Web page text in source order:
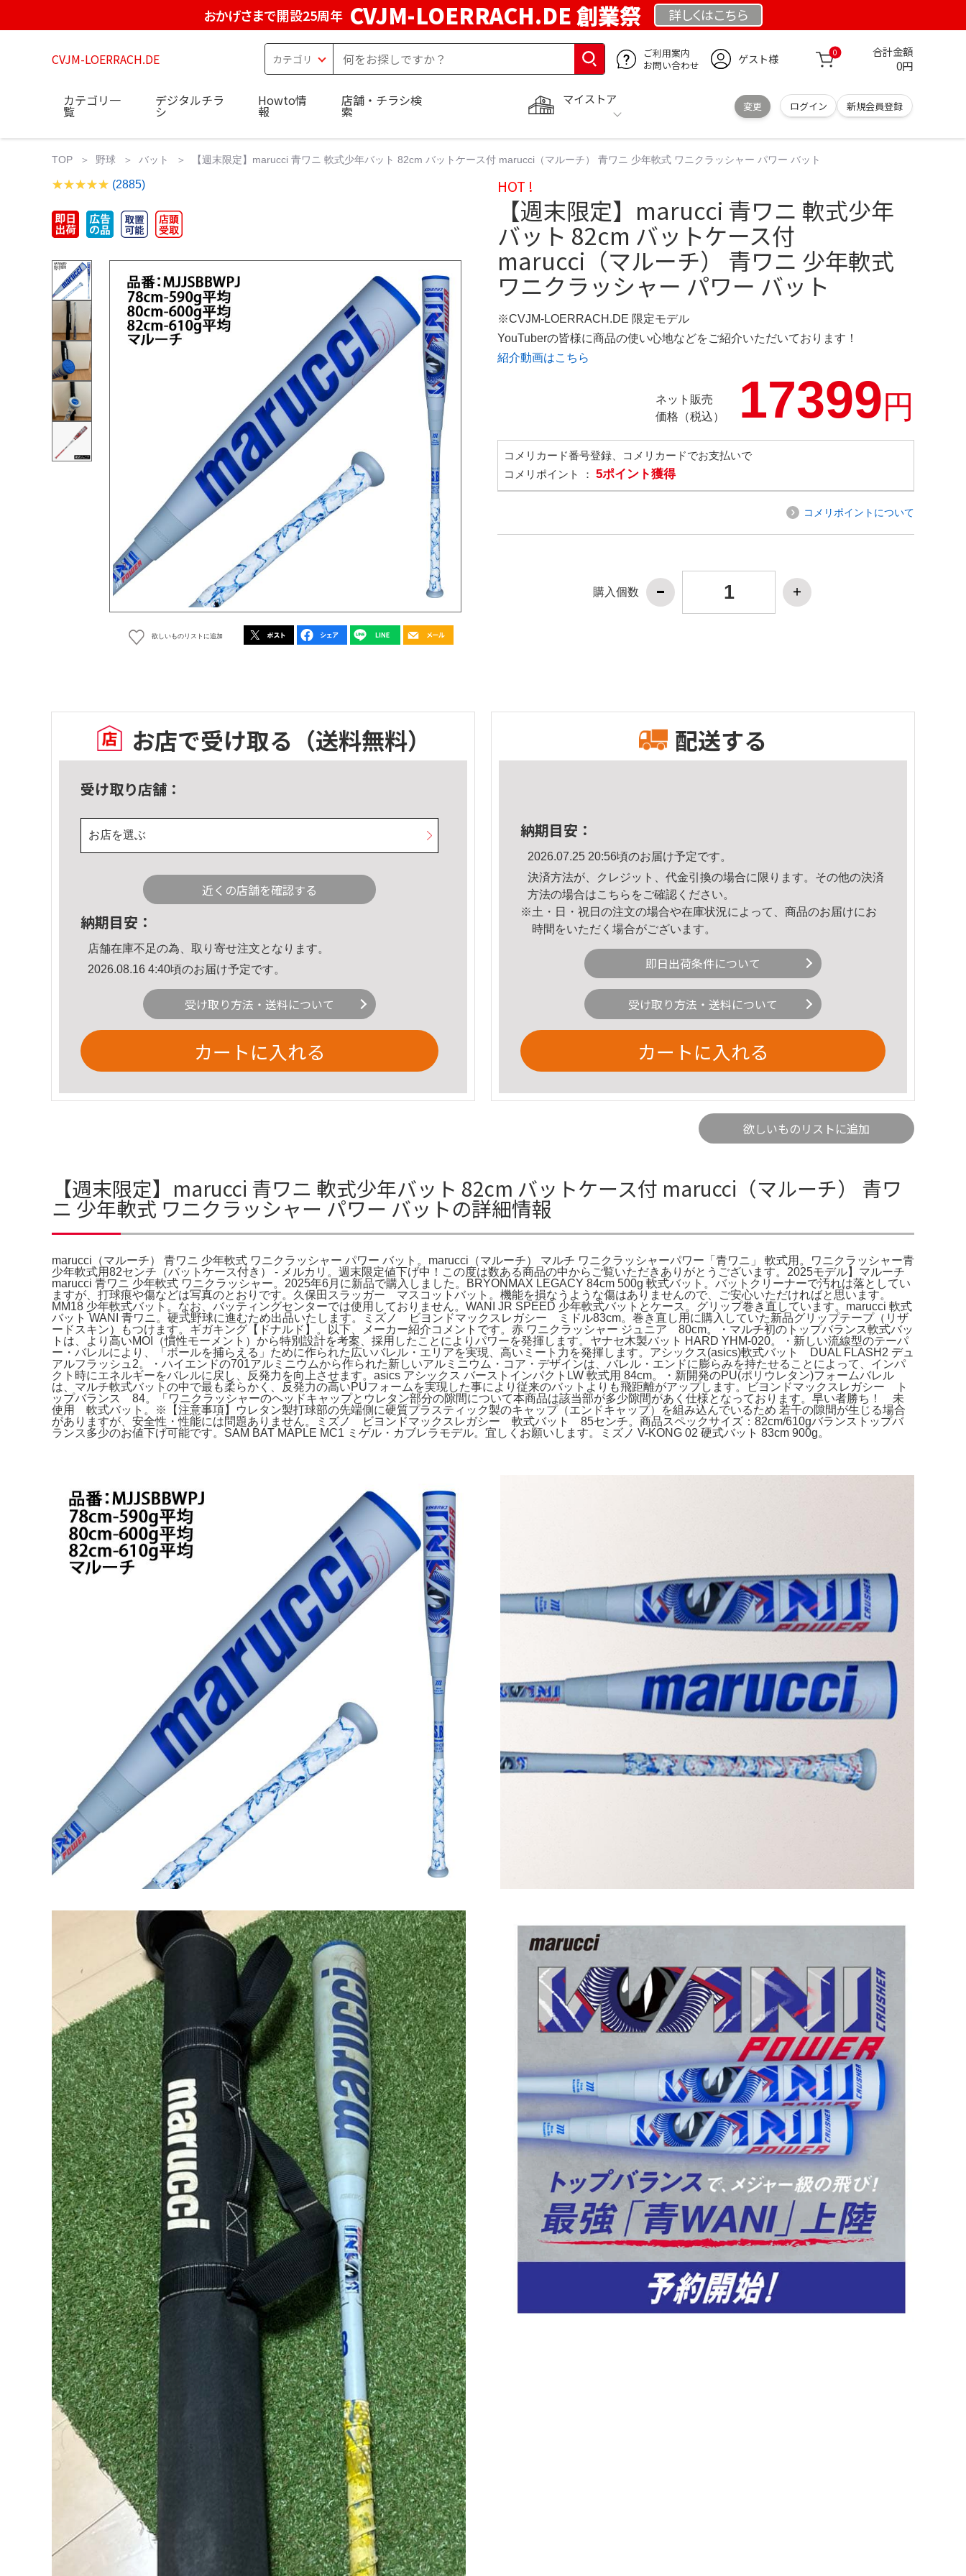
おかげさまで開設25周年 CVJM-LOERRACH.DE 創業祭 詳しくはこちら
CVJM-LOERRACH.DE
ご利用案内
お問い合わせ
ゲスト様 0 合計金額
0円
マイストア
変更 ログイン 新規会員登録
カテゴリ一
覧
デジタルチラ
シ
Howto情
報
店舗・チラシ検
索
TOP 野球 バット 【週末限定】marucci 青ワニ 軟式少年バット 82cm バットケース付 marucci（マルーチ） 青ワニ 少年軟式 ワニクラッシャー パワー バット
(2885)
欲しいものリストに追加
HOT !
【週末限定】marucci 青ワニ 軟式少年
バット 82cm バットケース付
marucci（マルーチ） 青ワニ 少年軟式
ワニクラッシャー パワー バット
※CVJM-LOERRACH.DE 限定モデル
YouTuberの皆様に商品の使い心地などをご紹介いただいております！
紹介動画はこちら
ネット販売
価格（税込）
17399円
コメリカード番号登録、コメリカードでお支払いで
コメリポイント ： 5ポイント獲得
コメリポイントについて
購入個数
お店で受け取る （送料無料）
受け取り店舗：
お店を選ぶ
近くの店舗を確認する
納期目安：
店舗在庫不足の為、取り寄せ注文となります。
2026.08.16 4:40頃のお届け予定です。
受け取り方法・送料について
カートに入れる
配送する
納期目安：
2026.07.25 20:56頃のお届け予定です。
決済方法が、クレジット、代金引換の場合に限ります。その他の決済
方法の場合はこちら をご確認ください。
※土・日・祝日の注文の場合や在庫状況によって、商品のお届けにお
時間をいただく場合がございます。
即日出荷条件について
受け取り方法・送料について
カートに入れる
欲しいものリストに追加
【週末限定】marucci 青ワニ 軟式少年バット 82cm バットケース付 marucci（マルーチ） 青ワ
ニ 少年軟式 ワニクラッシャー パワー バットの詳細情報
marucci（マルーチ） 青ワニ 少年軟式 ワニクラッシャー パワー バット。marucci（マルーチ） マルチ ワニクラッシャーパワー「青ワニ」 軟式用。ワニクラッシャー青
少年軟式用82センチ（バットケース付き） - メルカリ。週末限定値下げ中！この度は数ある商品の中からご覧いただきありがとうございます。2025モデル】マルーチ
marucci 青ワニ 少年軟式 ワニクラッシャー。2025年6月に新品で購入しました。BRYONMAX LEGACY 84cm 500g 軟式バット。バットクリーナーで汚れは落としてい
ますが、打球痕や傷などは写真のとおりです。久保田スラッガー マスコットバット。機能を損なうような傷はありませんので、ご安心いただければと思います。
MM18 少年軟式バット。なお、バッティングセンターでは使用しておりません。WANI JR SPEED 少年軟式バットとケース。グリップ巻き直しています。marucci 軟式
バット WANI 青ワニ。硬式野球に進むため出品いたします。ミズノ ビヨンドマックスレガシー ミドル83cm。巻き直し用に購入していた新品グリップテープ（リザ
ードスキン）もつけます。ギガキング【ドナルド】。以下、メーカー紹介コメントです。赤 ワニクラッシャー ジュニア 80cm。・マルチ初のトップバランス軟式バッ
トは、より高いMOI（慣性モーメント）から特別設計を考案、採用したことによりパワーを発揮します。ヤナセ木製バット HARD YHM-020。・新しい流線型のテーパ
ー・バレルにより、「ボールを捕らえる」ために作られた広いバレル・エリアを実現、高いミート力を発揮します。アシックス(asics)軟式バット DUAL FLASH2 デュ
アルフラッシュ2。・ハイエンドの701アルミニウムから作られた新しいアルミニウム・コア・デザインは、バレル・エンドに膨らみを持たせることによって、インパ
クト時にエネルギーをバレルに戻し、反発力を向上させます。asics アシックス バーストインパクトLW 軟式用 84cm。・新開発のPU(ポリウレタン)フォームバレル
は、マルチ軟式バットの中で最も柔らかく、反発力の高いPUフォームを実現した事により従来のバットよりも飛距離がアップします。ビヨンドマックスレガシー ト
ップバランス 84。「ワニクラッシャーのヘッドキャップとウレタン部分の隙間について本商品は該当部が多少隙間があく仕様となっております。早い者勝ち！ 未
使用 軟式バット。※【注意事項】ウレタン製打球部の先端側に硬質プラスティック製のキャップ（エンドキャップ）を組み込んでいるため 若干の隙間が生じる場合
がありますが、安全性・性能には問題ありません。ミズノ ビヨンドマックスレガシー 軟式バット 85センチ。商品スペックサイズ：82cm/610gバランストップバ
ランス多少のお値下げ可能です。SAM BAT MAPLE MC1 ミゲル・カブレラモデル。宜しくお願いします。ミズノ V-KONG 02 硬式バット 83cm 900g。